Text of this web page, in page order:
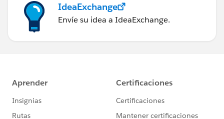
IdeaExchange
Envíe su idea a IdeaExchange.